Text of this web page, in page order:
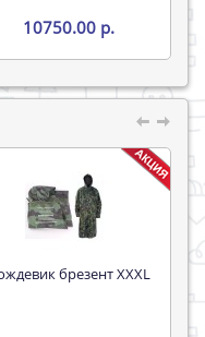
10750.00 р.
брезент XXXL